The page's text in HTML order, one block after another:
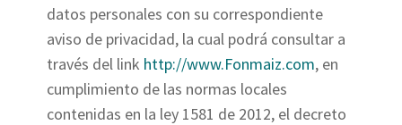
datos personales con su correspondiente
aviso de privacidad, la cual podrá consultar a
través del link http://www.Fonmaiz.com, en
cumplimiento de las normas locales
contenidas en la ley 1581 de 2012, el decreto